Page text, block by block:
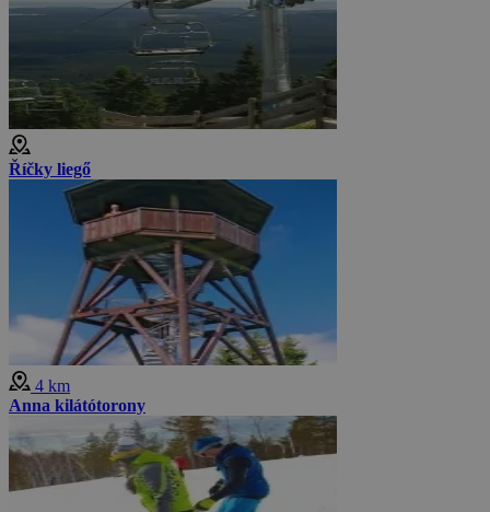
Říčky liegő
4 km
Anna kilátótorony